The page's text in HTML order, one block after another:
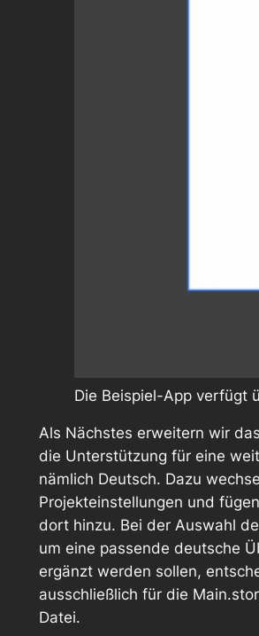
Die Beispiel-App verfügt
Als Nächstes erweitern wir
die Unterstützung für eine
nämlich Deutsch. Dazu
Projekteinstellungen und
dort hinzu. Bei der Auswahl
um eine passende deutsche
ergänzt werden sollen,
ausschließlich für die
Datei.